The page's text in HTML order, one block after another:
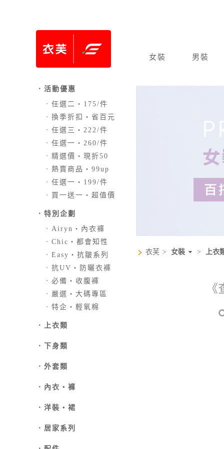
女裝 男裝
．活動優惠
． 任選二‧175/件
． 換季折扣‧省百元
． 任選三‧222/件
． 任選一‧260/件
． 精選價‧現折50
． 熱賣商品‧99up
． 任選一‧199/件
． 買一送一‧超值價
． 特別企劃
． Airyn‧內衣褲
． Chic‧都會知性
． Easy‧抗皺系列
． 抗UV‧防曬衣褲
． 必備‧收腹褲
． 嚴選‧大碼專區
． 特企‧輕氧棉
． 上衣類
． 下身類
．外套類
． 內衣‧褲
． 洋裝‧裙
． 居家系列
衣芙 > 女裝 > 上衣